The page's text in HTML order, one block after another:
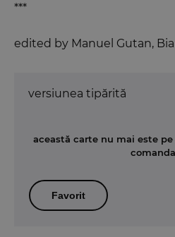
edited by Manuel Gutan,
***
versiunea tipărită
această carte nu mai este
Favorit